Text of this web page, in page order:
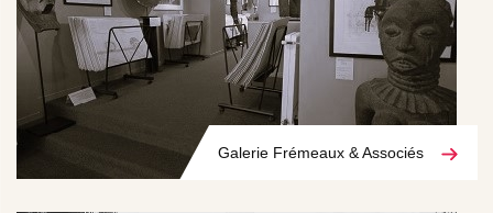
Galerie Frémeaux & Associés